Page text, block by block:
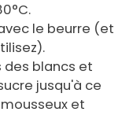
le beurre (et
des blancs et
jusqu'à ce
et